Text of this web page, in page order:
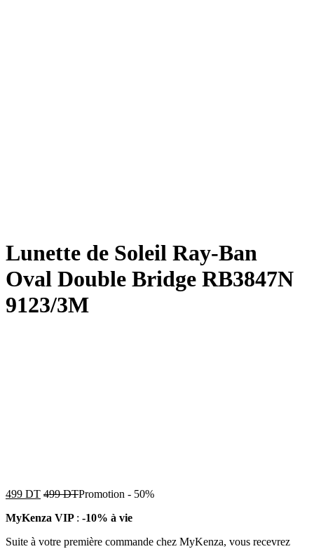
Lunette de Soleil Ray-Ban
Oval Double Bridge RB3847N
9123/3M
499 DT 499DTPromotion - 50%
MyKenza VIP : -10% à vie
Suite à votre première commande chez MyKenza, vous recevrez